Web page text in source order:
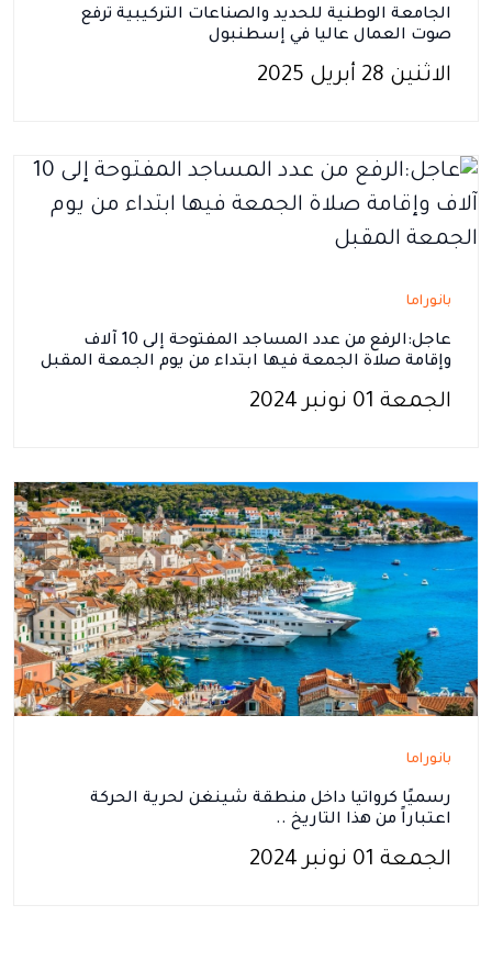
الجامعة الوطنية للحديد والصناعات التركيبية ترفع
صوت العمال عاليا في إسطنبول
الاثنين 28 أبريل 2025
بانوراما
عاجل:الرفع من عدد المساجد المفتوحة إلى 10 آلاف
وإقامة صلاة الجمعة فيها ابتداء من يوم الجمعة المقبل
الجمعة 01 نونبر 2024
بانوراما
رسميًا كرواتيا داخل منطقة شينغن لحرية الحركة
اعتباراً من هذا التاريخ ..
الجمعة 01 نونبر 2024